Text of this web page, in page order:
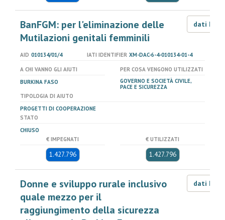
BanFGM: per l'eliminazione delle
Mutilazioni genitali femminili
dati LOD
AID 010134/01/4 IATI IDENTIFIER XM-DAC-6-4-010134-01-4
A CHI VANNO GLI AIUTI
BURKINA FASO
PER COSA VENGONO UTILIZZATI
GOVERNO E SOCIETÀ CIVILE,
PACE E SICUREZZA
TIPOLOGIA DI AIUTO
PROGETTI DI COOPERAZIONE
STATO
CHIUSO
€ IMPEGNATI
1.427.796
€ UTILIZZATI
1.427.796
Donne e sviluppo rurale inclusivo
quale mezzo per il
raggiungimento della sicurezza
dati LOD